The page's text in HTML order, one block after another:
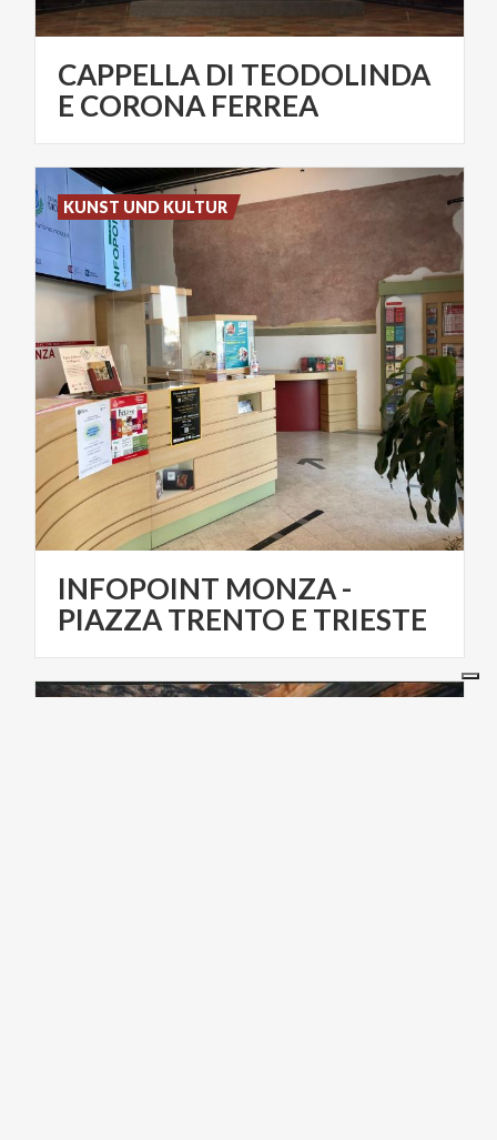
CAPPELLA DI TEODOLINDA
E CORONA FERREA
INFOPOINT MONZA -
PIAZZA TRENTO E TRIESTE
KUNST UND KULTUR